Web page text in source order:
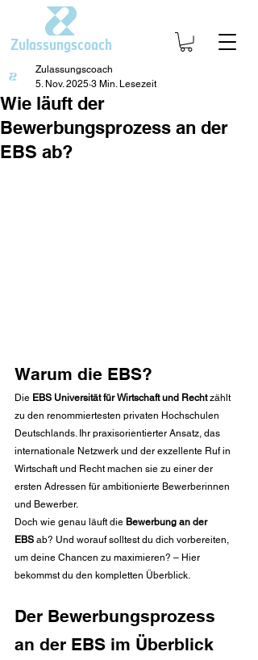
Zulassungscoach
Wie läuft der
Bewerbungsprozess an der
EBS ab?
Zulassungscoach
5. Nov. 2025 3 Min. Lesezeit
Warum die EBS?
Die EBS Universität für Wirtschaft und Recht zählt
zu den renommiertesten privaten Hochschulen
Deutschlands. Ihr praxisorientierter Ansatz, das
internationale Netzwerk und der exzellente Ruf in
Wirtschaft und Recht machen sie zu einer der
ersten Adressen für ambitionierte Bewerberinnen
und Bewerber.
Doch wie genau läuft die Bewerbung an der
EBS ab? Und worauf solltest du dich vorbereiten,
um deine Chancen zu maximieren? – Hier
bekommst du den kompletten Überblick.
Der Bewerbungsprozess
an der EBS im Überblick